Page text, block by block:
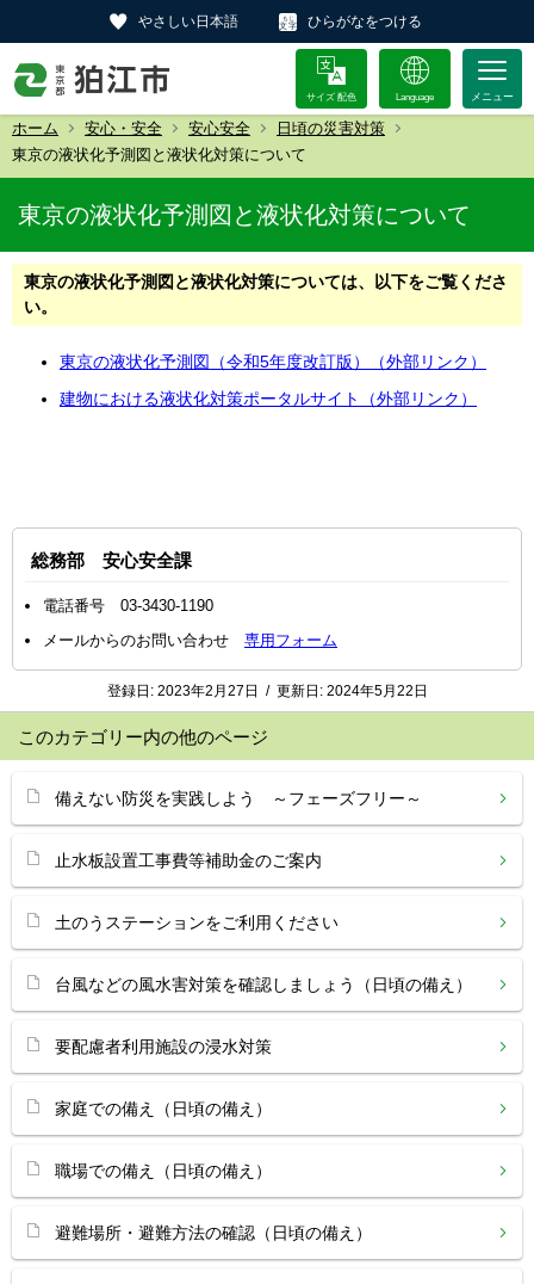
やさしい日本語 ひらがなをつける
サイズ 配色 Language
ホーム 安心・安全 安心安全
日頃の災害対策
東京の液状化予測図と液状化対策について
東京の液状化予測図と液状化対策について
東京の液状化予測図と液状化対策については、以下をご覧くださ
い。
東京の液状化予測図（令和5年度改訂版）（外部リンク）
建物における液状化対策ポータルサイト（外部リンク）
総務部 安心安全課
電話番号 03-3430-1190
メールからのお問い合わせ 専用フォーム
登録日: 2023年2月27日 / 更新日: 2024年5月22日
このカテゴリー内の他のページ
備えない防災を実践しよう ～フェーズフリー～
止水板設置工事費等補助金のご案内
土のうステーションをご利用ください
台風などの風水害対策を確認しましょう（日頃の備え）
要配慮者利用施設の浸水対策
家庭での備え（日頃の備え）
職場での備え（日頃の備え）
避難場所・避難方法の確認（日頃の備え）